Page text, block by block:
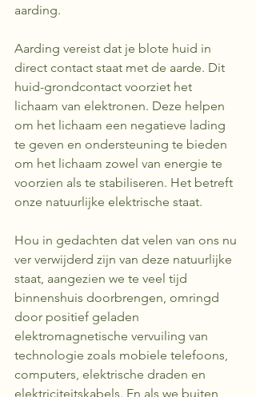
aarding.
Aarding vereist dat je blote huid in
direct contact staat met de aarde. Dit
huid-grondcontact voorziet het
lichaam van elektronen. Deze helpen
om het lichaam een negatieve lading
te geven en ondersteuning te bieden
om het lichaam zowel van energie te
voorzien als te stabiliseren. Het betreft
onze natuurlijke elektrische staat.
Hou in gedachten dat velen van ons nu
ver verwijderd zijn van deze natuurlijke
staat, aangezien we te veel tijd
binnenshuis doorbrengen, omringd
door positief geladen
elektromagnetische vervuiling van
technologie zoals mobiele telefoons,
computers, elektrische draden en
elektriciteitskabels. En als we buiten